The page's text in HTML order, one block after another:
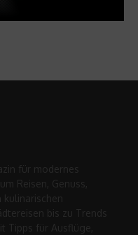
für modernes
Reisen, Genuss,
kulinarischen
bis zu Trends
Tipps für Ausflüge,